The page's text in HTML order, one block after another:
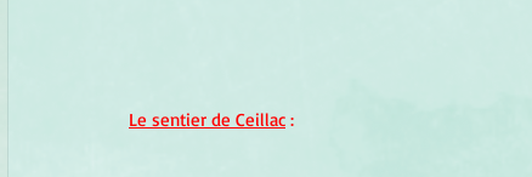
Le sentier de Ceillac :